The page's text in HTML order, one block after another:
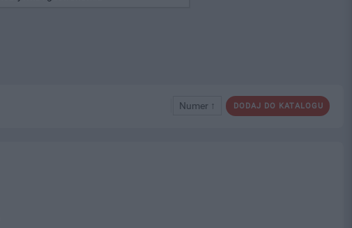
DODAJ DO KATALOGU
Numer ↑